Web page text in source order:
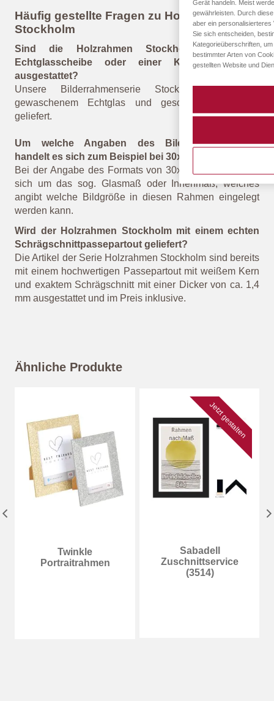
Häufig gestellte Fragen zu Holzrahmen
Stockholm
Sind die Holzrahmen Stockholm mit einer
Echtglasscheibe oder einer Kunststoffscheibe
ausgestattet?
Unsere Bilderrahmenserie Stockholm wird mit
gewaschenem Echtglas und geschliffenen Kanten
geliefert.
Um welche Angaben des Bilderrahmenmaßes
handelt es sich zum Beispiel bei 30x30 cm?
Bei der Angabe des Formats von 30x30 cm handelt es
sich um das sog. Glasmaß oder Innenmaß, welches
angibt welche Bildgröße in diesen Rahmen eingelegt
werden kann.
Wird der Holzrahmen Stockholm mit einem echten
Schrägschnittpassepartout geliefert?
Die Artikel der Serie Holzrahmen Stockholm sind bereits
mit einem hochwertigen Passepartout mit weißem Kern
und exaktem Schrägschnitt mit einer Dicker von ca. 1,4
mm ausgestattet und im Preis inklusive.
Ähnliche Produkte
Twinkle
Portraitrahmen
Jetzt gestalten
Sabadell
Zuschnittservice
(3514)
Gerät handeln. Meist
gewährleisten. Durch
aber ein
Sie sich entscheiden,
Kategorieüberschriften,
bestimmter Arten von
gestellten Website und